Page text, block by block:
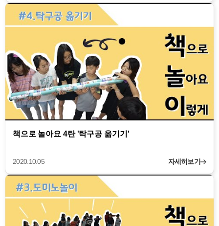
책으로 놀아요 4탄 '탁구공 옮기기'
2020.10.05 자세히보기